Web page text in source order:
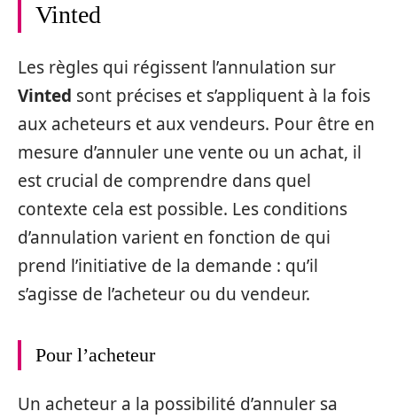
Vinted
Les règles qui régissent l’annulation sur
Vinted sont précises et s’appliquent à la fois
aux acheteurs et aux vendeurs. Pour être en
mesure d’annuler une vente ou un achat, il
est crucial de comprendre dans quel
contexte cela est possible. Les conditions
d’annulation varient en fonction de qui
prend l’initiative de la demande : qu’il
s’agisse de l’acheteur ou du vendeur.
Pour l’acheteur
Un acheteur a la possibilité d’annuler sa